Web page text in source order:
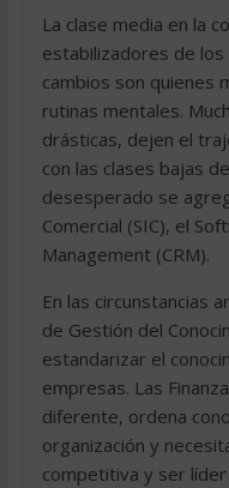
La clase media en la
estabilizadores de
cambios son quienes
rutinas mentales.
drásticas, dejen el
con las clases bajas
desesperado se
Comercial (SIC), el
Management (CRM).
En las circunstancias
de Gestión del
estandarizar el
empresas. Las
diferente, ordena
organización y
competitiva y ser